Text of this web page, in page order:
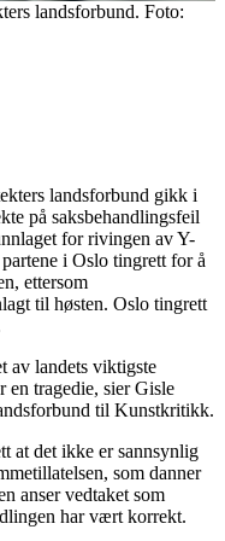
landsforbund. Foto:
landsforbund gikk i
på saksbehandlingsfeil
for rivingen av Y-
i Oslo tingrett for å
ettersom
til høsten. Oslo tingrett
av landets viktigste
en tragedie, sier Gisle
til Kunstkritikk.
at det ikke er sannsynlig
som danner
anser vedtaket som
har vært korrekt.